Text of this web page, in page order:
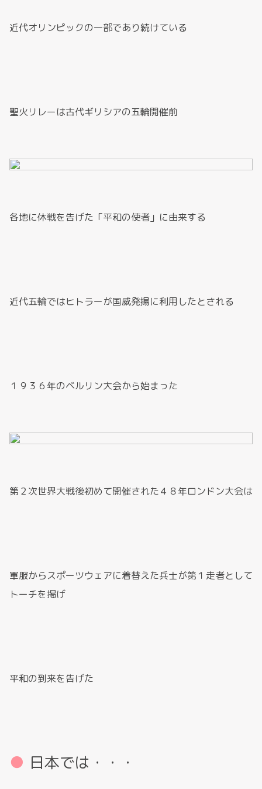
近代オリンピックの一部であり続けている
聖火リレーは古代ギリシアの五輪開催前
各地に休戦を告げた「平和の使者」に由来する
近代五輪ではヒトラーが国威発揚に利用したとされる
１９３６年のベルリン大会から始まった
第２次世界大戦後初めて開催された４８年ロンドン大会は
軍服からスポーツウェアに着替えた兵士が第１走者として
トーチを掲げ
平和の到来を告げた
日本では・・・